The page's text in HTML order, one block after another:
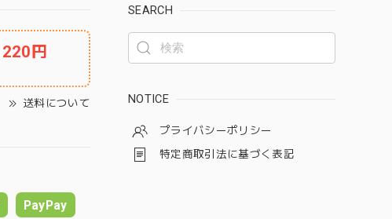
220円
送料について
PayPay
SEARCH
NOTICE
プライバシーポリシー
特定商取引法に基づく表記